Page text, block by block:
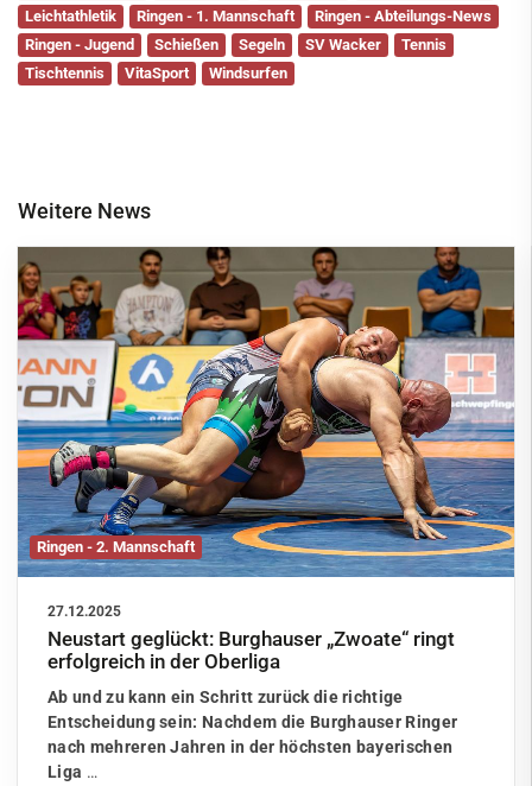
Leichtathletik
Ringen - 1. Mannschaft
Ringen - Abteilungs-News
Ringen - Jugend
Schießen Segeln SV Wacker
Tennis
Tischtennis
VitaSport Windsurfen
Weitere News
Ringen - 2. Mannschaft
27.12.2025
Neustart geglückt: Burghauser „Zwoate“ ringt
erfolgreich in der Oberliga
Ab und zu kann ein Schritt zurück die richtige
Entscheidung sein: Nachdem die Burghauser Ringer
nach mehreren Jahren in der höchsten bayerischen
Liga …